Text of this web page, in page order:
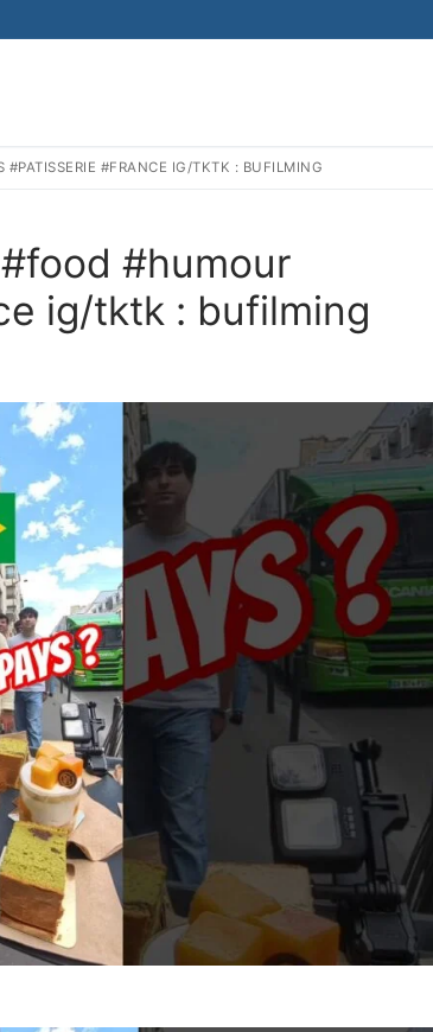
#PATISSERIE #FRANCE IG/TKTK : BUFILMING
#humour
ig/tktk : bufilming